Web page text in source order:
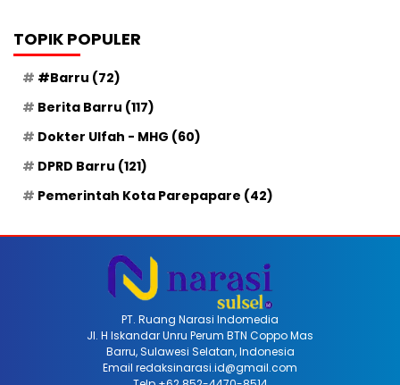
TOPIK POPULER
#Barru (72)
Berita Barru (117)
Dokter Ulfah - MHG (60)
DPRD Barru (121)
Pemerintah Kota Parepapare (42)
PT. Ruang Narasi Indomedia
Jl. H Iskandar Unru Perum BTN Coppo Mas
Barru, Sulawesi Selatan, Indonesia
Email redaksinarasi.id@gmail.com